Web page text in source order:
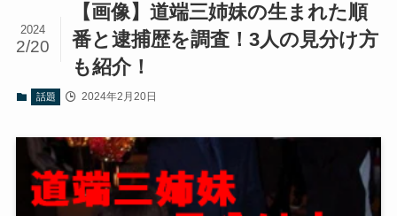
【画像】道端三姉妹の生まれた順
番と逮捕歴を調査！3人の見分け方
も紹介！
2024
2/20
話題 2024年2月20日